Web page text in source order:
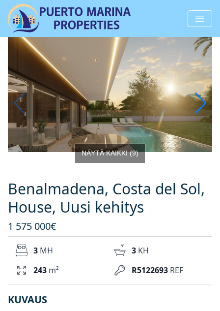
NÄYTÄ KAIKKI(9)
Benalmadena, Costa del Sol,
House, Uusi kehitys
1 575 000€
R5122693 REF
3 MH 3 KH
243 m²
KUVAUS